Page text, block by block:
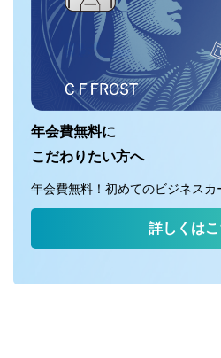
年会費無料に
こだわりたい方へ
年会費無料！初めてのビジネスカ
詳しくはこ